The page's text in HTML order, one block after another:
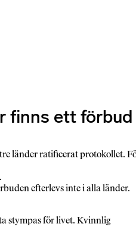
finns ett förbud
länder ratificerat protokollet.
efterlevs inte i alla länder.
stympas för livet. Kvinnlig